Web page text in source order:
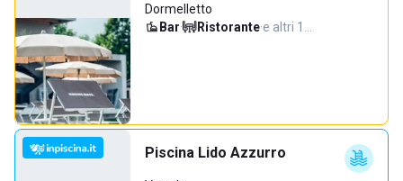
Dormelletto
Bar· Ristorante·e altri 1…
Piscina Lido Azzurro